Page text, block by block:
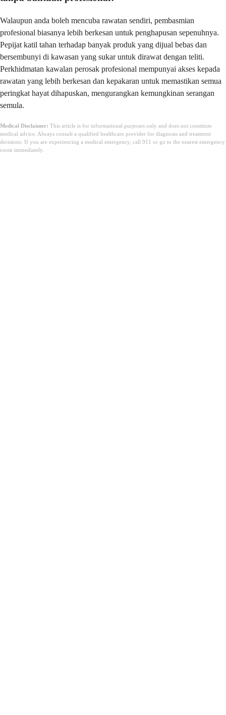
Walaupun anda boleh mencuba rawatan sendiri, pembasmian
profesional biasanya lebih berkesan untuk penghapusan sepenuhnya.
Pepijat katil tahan terhadap banyak produk yang dijual bebas dan
bersembunyi di kawasan yang sukar untuk dirawat dengan teliti.
Perkhidmatan kawalan perosak profesional mempunyai akses kepada
rawatan yang lebih berkesan dan kepakaran untuk memastikan semua
peringkat hayat dihapuskan, mengurangkan kemungkinan serangan
semula.
Medical Disclaimer: This article is for informational purposes only and does not constitute
medical advice. Always consult a qualified healthcare provider for diagnosis and treatment
decisions. If you are experiencing a medical emergency, call 911 or go to the nearest emergency
room immediately.